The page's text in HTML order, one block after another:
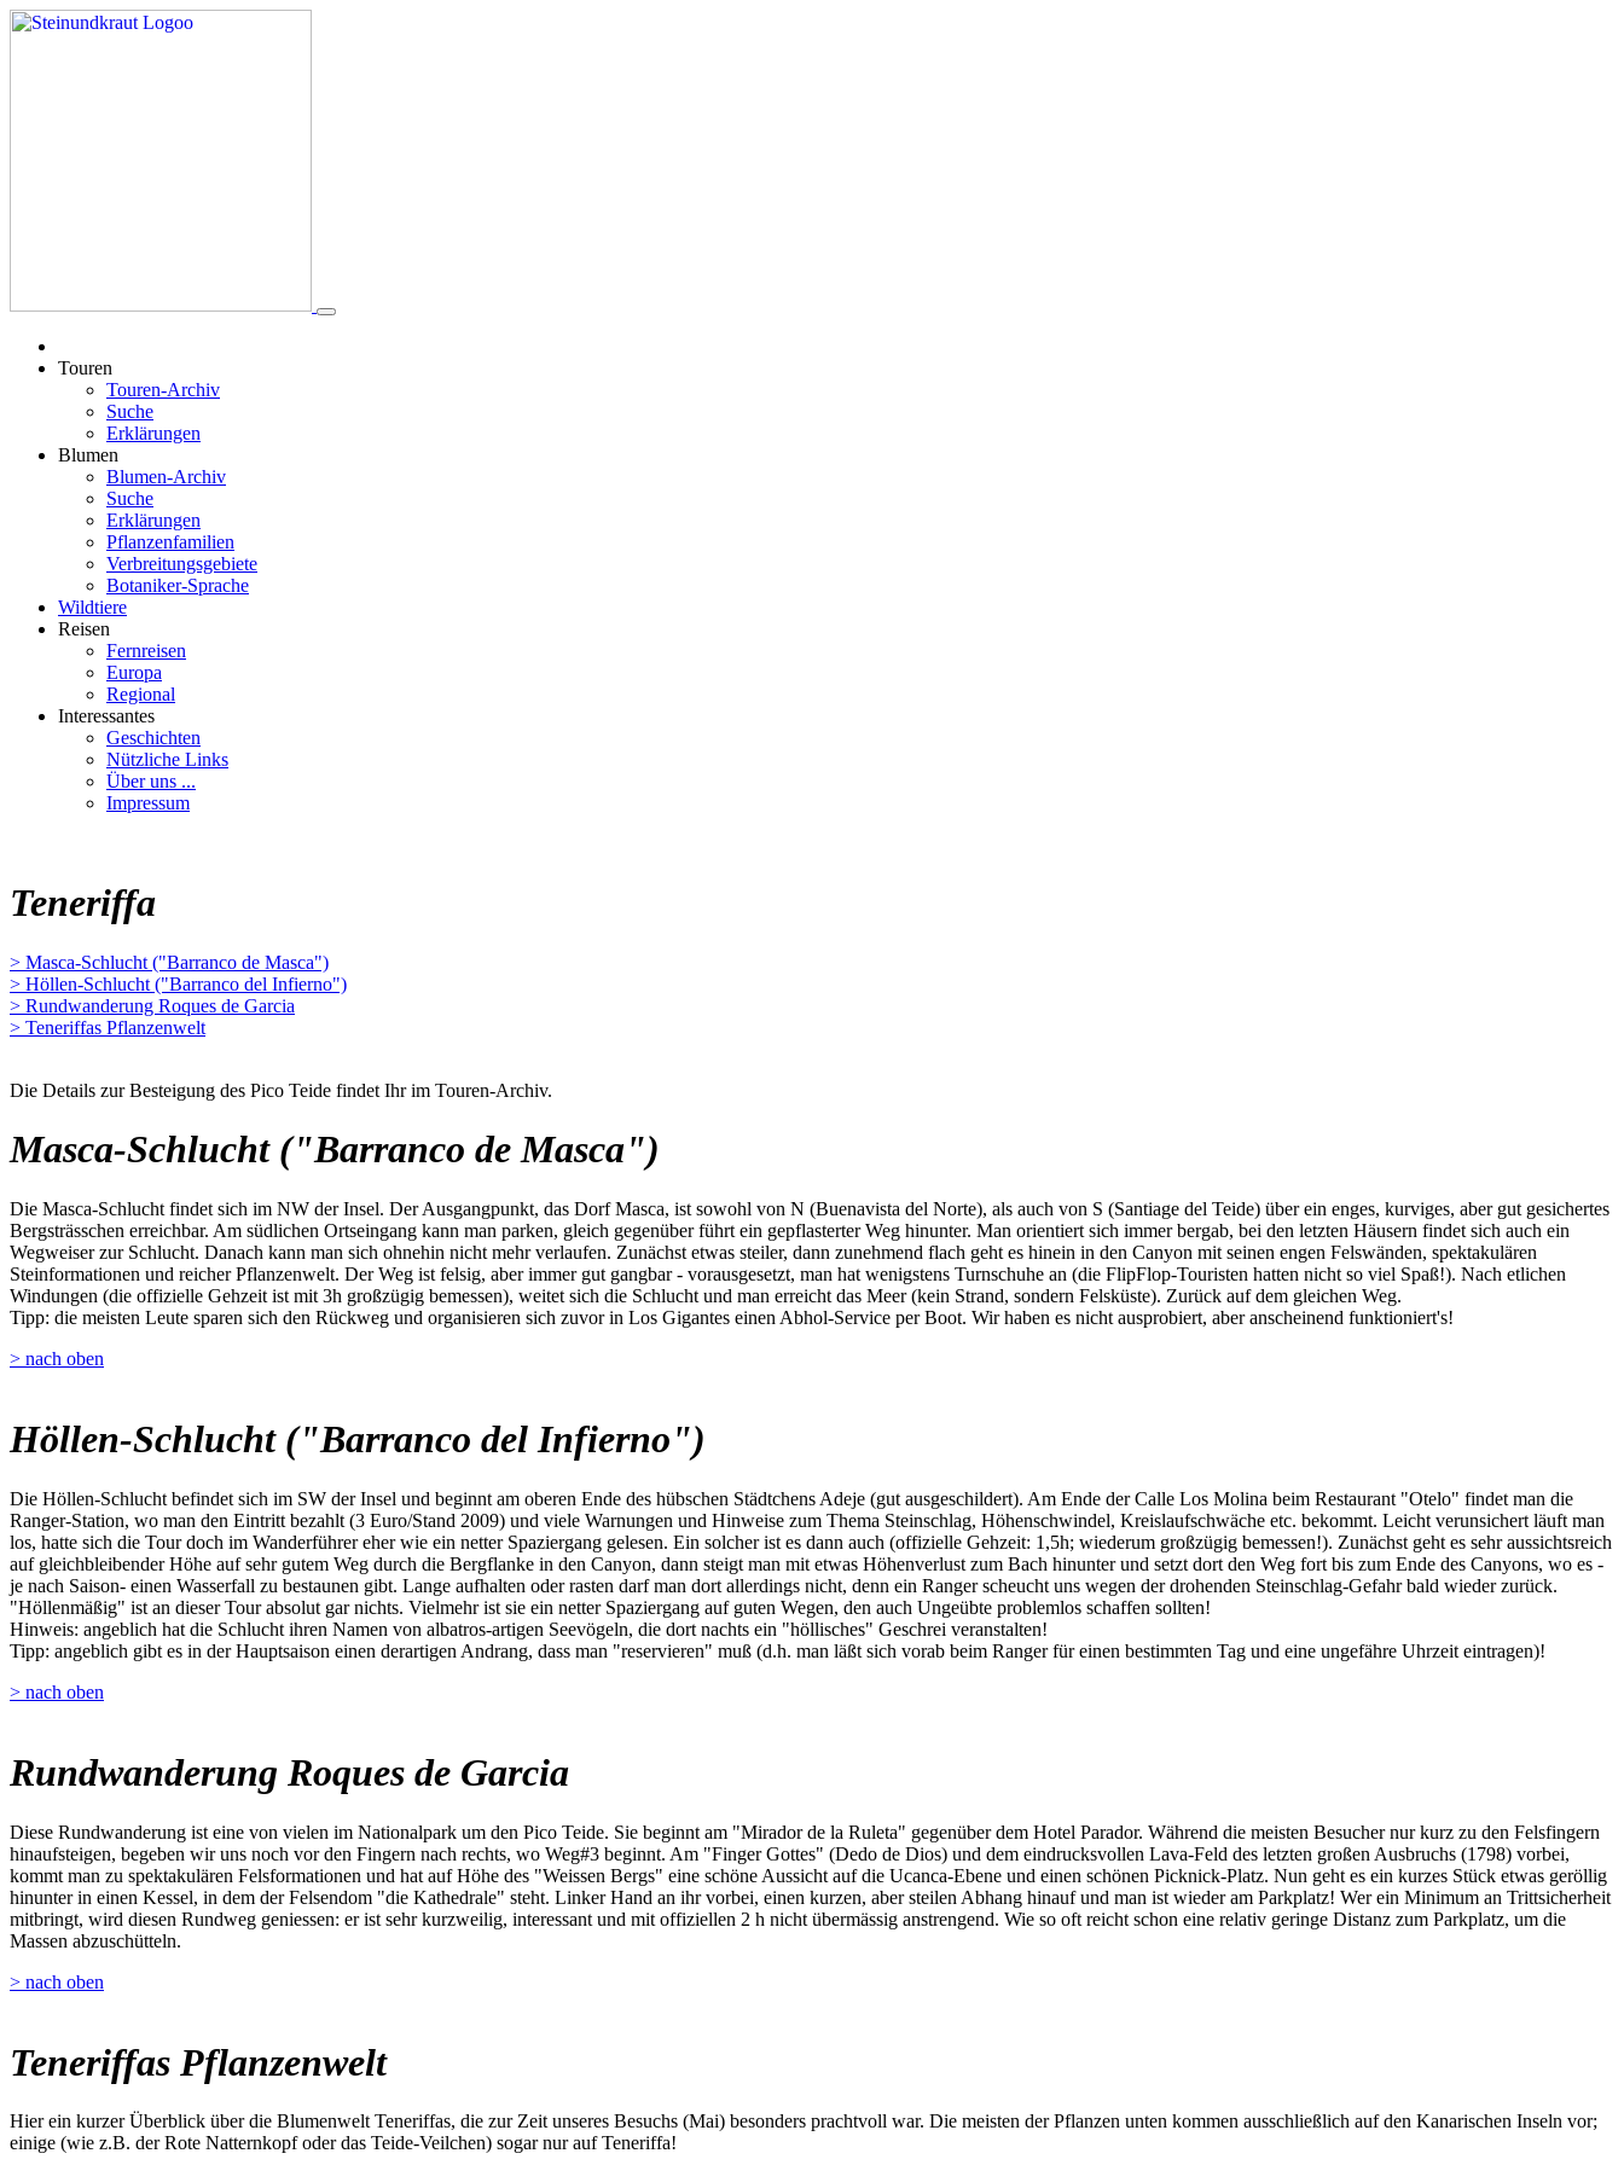
Touren
Touren-Archiv
Suche
Erklärungen
Blumen
Blumen-Archiv
Suche
Erklärungen
Pflanzenfamilien
Verbreitungsgebiete
Botaniker-Sprache
Wildtiere
Reisen
Fernreisen
Europa
Regional
Interessantes
Geschichten
Nützliche Links
Über uns ...
Impressum
Teneriffa
> Masca-Schlucht ("Barranco de Masca")
> Höllen-Schlucht ("Barranco del Infierno")
> Rundwanderung Roques de Garcia
> Teneriffas Pflanzenwelt
Die Details zur Besteigung des Pico Teide findet Ihr im Touren-Archiv.
Masca-Schlucht ("Barranco de Masca")
Die Masca-Schlucht findet sich im NW der Insel. Der Ausgangpunkt, das Dorf Masca, ist sowohl von N (Buenavista del Norte), als auch von S (Santiage del Teide) über ein enges, kurviges, aber gut gesichertes
Bergsträsschen erreichbar. Am südlichen Ortseingang kann man parken, gleich gegenüber führt ein gepflasterter Weg hinunter. Man orientiert sich immer bergab, bei den letzten Häusern findet sich auch ein
Wegweiser zur Schlucht. Danach kann man sich ohnehin nicht mehr verlaufen. Zunächst etwas steiler, dann zunehmend flach geht es hinein in den Canyon mit seinen engen Felswänden, spektakulären
Steinformationen und reicher Pflanzenwelt. Der Weg ist felsig, aber immer gut gangbar - vorausgesetzt, man hat wenigstens Turnschuhe an (die FlipFlop-Touristen hatten nicht so viel Spaß!). Nach etlichen
Windungen (die offizielle Gehzeit ist mit 3h großzügig bemessen), weitet sich die Schlucht und man erreicht das Meer (kein Strand, sondern Felsküste). Zurück auf dem gleichen Weg.
Tipp: die meisten Leute sparen sich den Rückweg und organisieren sich zuvor in Los Gigantes einen Abhol-Service per Boot. Wir haben es nicht ausprobiert, aber anscheinend funktioniert's!
> nach oben
Höllen-Schlucht ("Barranco del Infierno")
Die Höllen-Schlucht befindet sich im SW der Insel und beginnt am oberen Ende des hübschen Städtchens Adeje (gut ausgeschildert). Am Ende der Calle Los Molina beim Restaurant "Otelo" findet man die
Ranger-Station, wo man den Eintritt bezahlt (3 Euro/Stand 2009) und viele Warnungen und Hinweise zum Thema Steinschlag, Höhenschwindel, Kreislaufschwäche etc. bekommt. Leicht verunsichert läuft man
los, hatte sich die Tour doch im Wanderführer eher wie ein netter Spaziergang gelesen. Ein solcher ist es dann auch (offizielle Gehzeit: 1,5h; wiederum großzügig bemessen!). Zunächst geht es sehr aussichtsreich
auf gleichbleibender Höhe auf sehr gutem Weg durch die Bergflanke in den Canyon, dann steigt man mit etwas Höhenverlust zum Bach hinunter und setzt dort den Weg fort bis zum Ende des Canyons, wo es -
je nach Saison- einen Wasserfall zu bestaunen gibt. Lange aufhalten oder rasten darf man dort allerdings nicht, denn ein Ranger scheucht uns wegen der drohenden Steinschlag-Gefahr bald wieder zurück.
"Höllenmäßig" ist an dieser Tour absolut gar nichts. Vielmehr ist sie ein netter Spaziergang auf guten Wegen, den auch Ungeübte problemlos schaffen sollten!
Hinweis: angeblich hat die Schlucht ihren Namen von albatros-artigen Seevögeln, die dort nachts ein "höllisches" Geschrei veranstalten!
Tipp: angeblich gibt es in der Hauptsaison einen derartigen Andrang, dass man "reservieren" muß (d.h. man läßt sich vorab beim Ranger für einen bestimmten Tag und eine ungefähre Uhrzeit eintragen)!
> nach oben
Rundwanderung Roques de Garcia
Diese Rundwanderung ist eine von vielen im Nationalpark um den Pico Teide. Sie beginnt am "Mirador de la Ruleta" gegenüber dem Hotel Parador. Während die meisten Besucher nur kurz zu den Felsfingern
hinaufsteigen, begeben wir uns noch vor den Fingern nach rechts, wo Weg#3 beginnt. Am "Finger Gottes" (Dedo de Dios) und dem eindrucksvollen Lava-Feld des letzten großen Ausbruchs (1798) vorbei,
kommt man zu spektakulären Felsformationen und hat auf Höhe des "Weissen Bergs" eine schöne Aussicht auf die Ucanca-Ebene und einen schönen Picknick-Platz. Nun geht es ein kurzes Stück etwas geröllig
hinunter in einen Kessel, in dem der Felsendom "die Kathedrale" steht. Linker Hand an ihr vorbei, einen kurzen, aber steilen Abhang hinauf und man ist wieder am Parkplatz! Wer ein Minimum an Trittsicherheit
mitbringt, wird diesen Rundweg geniessen: er ist sehr kurzweilig, interessant und mit offiziellen 2 h nicht übermässig anstrengend. Wie so oft reicht schon eine relativ geringe Distanz zum Parkplatz, um die
Massen abzuschütteln.
> nach oben
Teneriffas Pflanzenwelt
Hier ein kurzer Überblick über die Blumenwelt Teneriffas, die zur Zeit unseres Besuchs (Mai) besonders prachtvoll war. Die meisten der Pflanzen unten kommen ausschließlich auf den Kanarischen Inseln vor;
einige (wie z.B. der Rote Natternkopf oder das Teide-Veilchen) sogar nur auf Teneriffa!